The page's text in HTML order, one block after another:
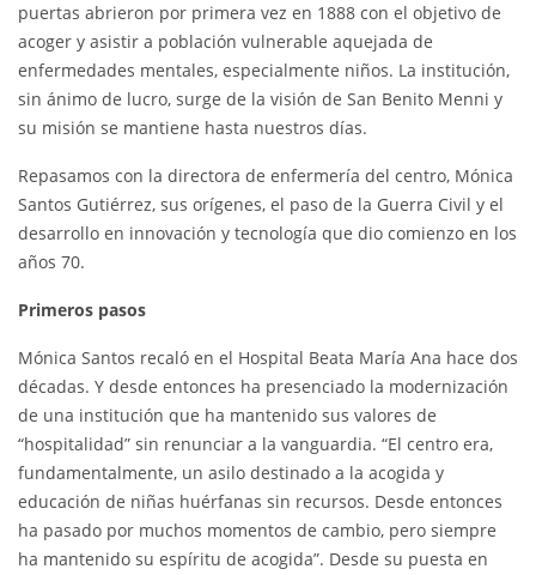
puertas abrieron por primera vez en 1888 con el objetivo de
acoger y asistir a población vulnerable aquejada de
enfermedades mentales, especialmente niños. La institución,
sin ánimo de lucro, surge de la visión de San Benito Menni y
su misión se mantiene hasta nuestros días.
Repasamos con la directora de enfermería del centro, Mónica
Santos Gutiérrez, sus orígenes, el paso de la Guerra Civil y el
desarrollo en innovación y tecnología que dio comienzo en los
años 70.
Primeros pasos
Mónica Santos recaló en el Hospital Beata María Ana hace dos
décadas. Y desde entonces ha presenciado la modernización
de una institución que ha mantenido sus valores de
“hospitalidad” sin renunciar a la vanguardia. “El centro era,
fundamentalmente, un asilo destinado a la acogida y
educación de niñas huérfanas sin recursos. Desde entonces
ha pasado por muchos momentos de cambio, pero siempre
ha mantenido su espíritu de acogida”. Desde su puesta en